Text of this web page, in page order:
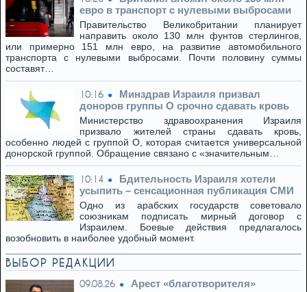
евро в транспорт с нулевыми выбросами
Правительство Великобритании планирует
направить около 130 млн фунтов стерлингов,
или примерно 151 млн евро, на развитие автомобильного
транспорта с нулевыми выбросами. Почти половину суммы
составят…
10:16
Минздрав Израиля призвал
доноров группы O срочно сдавать кровь
Министерство здравоохранения Израиля
призвало жителей страны сдавать кровь,
особенно людей с группой O, которая считается универсальной
донорской группой. Обращение связано с «значительным…
10:14
Бдительность Израиля хотели
усыпить – сенсационная публикация СМИ
Одно из арабских государств советовало
союзникам подписать мирный договор с
Израилем. Боевые действия предлагалось
возобновить в наиболее удобный момент.
ВЫБОР РЕДАКЦИИ
09.08.26 Арест «благотворителя»